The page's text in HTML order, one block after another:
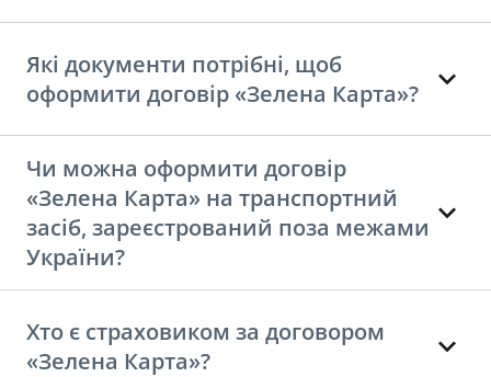
Які документи потрібні, щоб
оформити договір «Зелена Карта»?
Чи можна оформити договір
«Зелена Карта» на транспортний
засіб, зареєстрований поза межами
України?
Хто є страховиком за договором
«Зелена Карта»?